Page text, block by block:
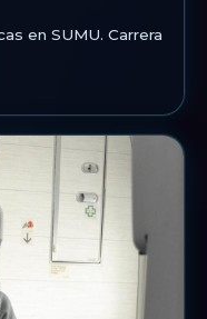
en SUMU. Carrera